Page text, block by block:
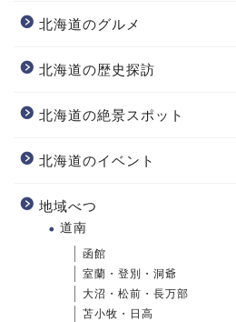
北海道のグルメ
北海道の歴史探訪
北海道の絶景スポット
北海道のイベント
地域べつ
道南
函館
室蘭・登別・洞爺
大沼・松前・長万部
苫小牧・日高